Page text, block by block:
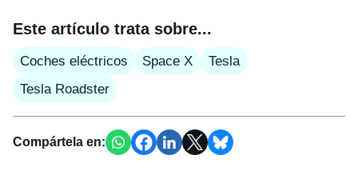
Este artículo trata sobre...
Coches eléctricos Space X
Tesla
Tesla Roadster
Compártela en: